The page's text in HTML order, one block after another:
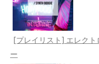
[プレイリスト] エレク
ー